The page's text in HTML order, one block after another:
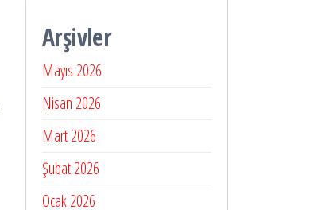
Arşivler
Mayıs 2026
Nisan 2026
Mart 2026
Şubat 2026
Ocak 2026